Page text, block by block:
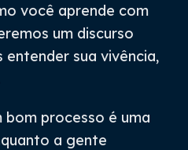
você aprende com
um discurso
sua vivência,
processo é uma
a gente